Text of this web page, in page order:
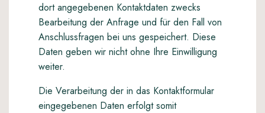
dort angegebenen Kontaktdaten zwecks
Bearbeitung der Anfrage und für den Fall von
Anschlussfragen bei uns gespeichert. Diese
Daten geben wir nicht ohne Ihre Einwilligung
weiter.
Die Verarbeitung der in das Kontaktformular
eingegebenen Daten erfolgt somit